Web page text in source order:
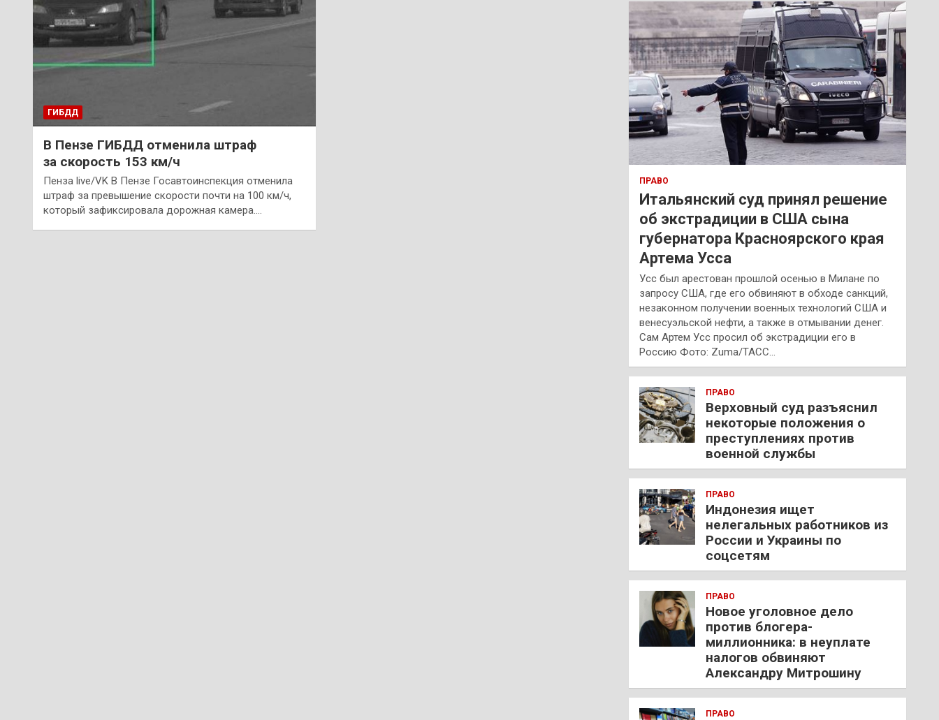
ГИБДД
В Пензе ГИБДД отменила штраф
за скорость 153 км/ч
Пенза live/VK В Пензе Госавтоинспекция отменила
штраф за превышение скорости почти на 100 км/ч,
который зафиксировала дорожная камера.…
к
ПРАВО
Итальянский суд принял решение
об экстрадиции в США сына
губернатора Красноярского края
Артема Усса
Усс был арестован прошлой осенью в Милане по
запросу США, где его обвиняют в обходе санкций,
незаконном получении военных технологий США и
венесуэльской нефти, а также в отмывании денег.
Сам Артем Усс просил об экстрадиции его в
Россию Фото: Zuma/ТАСС…
ПРАВО
Верховный суд разъяснил
некоторые положения о
преступлениях против
военной службы
ПРАВО
Индонезия ищет
нелегальных работников из
России и Украины по
соцсетям
ПРАВО
Новое уголовное дело
против блогера-
миллионника: в неуплате
налогов обвиняют
Александру Митрошину
ПРАВО